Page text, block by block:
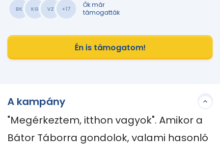
BK KG VZ +17
Ők már
támogatták
Én is támogatom!
A kampány
"Megérkeztem, itthon vagyok". Amikor a
Bátor Táborra gondolok, valami hasonló